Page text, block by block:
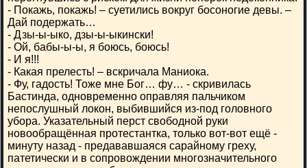
- Покажь, покажь! – суетились вокруг босоногие девы. –
Дай подержать…
- Дзы-ы-ыко, дзы-ы-ыкински!
- Ой, бабы-ы-ы, я боюсь, боюсь!
- И я!!!
- Какая прелесть! – вскричала Маниока.
- Фу, гадость! Тоже мне Бог… фу… - скривилась
Бастинда, одновременно оправляя пальчиком
непослушный локон, выбившийся из-под головного
убора. Указательный перст свободной руки
новообращённая протестантка, только вот-вот ещё -
минуту назад - предававшаяся сарайному греху,
патетически и в сопровождении многозначительного